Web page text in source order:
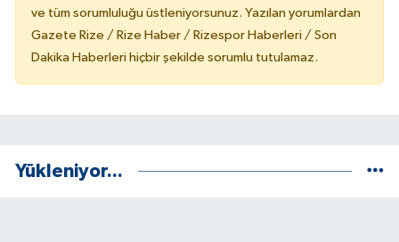
ve tüm sorumluluğu üstleniyorsunuz. Yazılan yorumlardan
Gazete Rize / Rize Haber / Rizespor Haberleri / Son
Dakika Haberleri hiçbir şekilde sorumlu tutulamaz.
Yükleniyor...